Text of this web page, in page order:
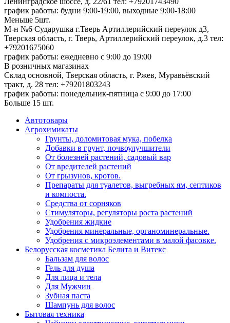
график работы: будни 9:00-19:00, выходные 9:00-18:00
Меньше 5шт.
М-н №6 Сударушка г.Тверь Артиллерийский переулок д3,
Тверская область, г. Тверь, Артиллерийский переулок, д.3 тел:
+79201675060
график работы: ежедневно с 9:00 до 19:00
В розничных магазинах
Склад основной, Тверская область, г. Ржев, Муравьёвский
тракт, д. 28 тел: +79201803243
график работы: понедельник-пятница с 9:00 до 17:00
Больше 15 шт.
Автотовары
Агрохимикаты
Грунты, доломитовая мука, побелка
Добавки в грунт, почвоулучшители
От болезней растений, садовый вар
От вредителей растений
От грызунов, кротов.
Препараты для туалетов, выгребных ям, септиков
и компоста.
Средства от сорняков
Стимуляторы, регуляторы роста растений
Удобрения жидкие
Удобрения минеральные, органоминеральные.
Удобрения с микроэлементами в малой фасовке.
Белорусская косметика Белита и Витекс
Бальзам для волос
Гель для душа
Для лица и тела
Для Мужчин
Зубная паста
Шампунь для волос
Бытовая техника